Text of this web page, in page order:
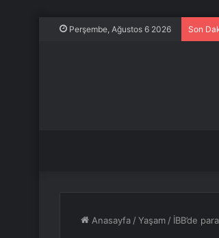
Perşembe, Ağustos 6 2026 Son
Anasayfa /Yaşam / İBB’de